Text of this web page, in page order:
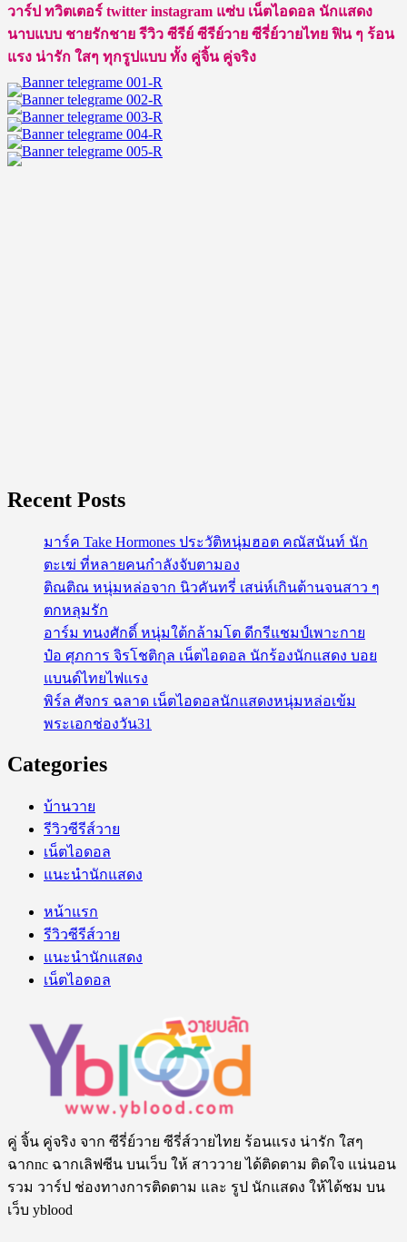
แสง
หล่อ
อบอุ่น
หุ่น
น่า
กอด
วาร์ป ทวิตเตอร์ twitter instagram แซ่บ เน็ตไอดอล นักแสดง
นาบแบบ ชายรักชาย รีวิว ซีรีย์ ซีรีย์วาย ซีรี่ย์วายไทย ฟิน ๆ ร้อน
แรง น่ารัก ใสๆ ทุกรูปแบบ ทั้ง คู่จิ้น คู่จริง
Recent Posts
มาร์ค Take Hormones ประวัติหนุ่มฮอต คณัสนันท์ นัก
ตะเฆ่ ที่หลายคนกำลังจับตามอง
ติณติณ หนุ่มหล่อจาก นิวคันทรี่ เสน่ห์เกินต้านจนสาว ๆ
ตกหลุมรัก
อาร์ม ทนงศักดิ์ หนุ่มใต้กล้ามโต ดีกรีแชมป์เพาะกาย
ป๋อ ศุภการ จิรโชติกุล เน็ตไอดอล นักร้องนักแสดง บอย
แบนด์ไทยไฟแรง
พิร์ล ศัจกร ฉลาด เน็ตไอดอลนักแสดงหนุ่มหล่อเข้ม
พระเอกช่องวัน31
Categories
บ้านวาย
รีวิวซีรีส์วาย
เน็ตไอดอล
แนะนำนักแสดง
หน้าแรก
รีวิวซีรีส์วาย
แนะนำนักแสดง
เน็ตไอดอล
คู่ จิ้น คู่จริง จาก ซีรี่ย์วาย ซีรี่ส์วายไทย ร้อนแรง น่ารัก ใสๆ
ฉากnc ฉากเลิฟซีน บนเว็บ ให้ สาววาย ได้ติดตาม ติดใจ แน่นอน
รวม วาร์ป ช่องทางการติดตาม และ รูป นักแสดง ให้ได้ชม บน
เว็บ yblood